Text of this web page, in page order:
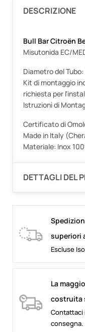
DESCRIZIONE
Bull Bar Citroën
Misutonida EC/
Diametro del
Kit di montaggio
richiesta per
Istruzioni di
Certificato di
Made in Italy
Materiale: Inox
DETTAGLI DEL
superiori
Escluse
La
costruita
Contattaci
consegna.